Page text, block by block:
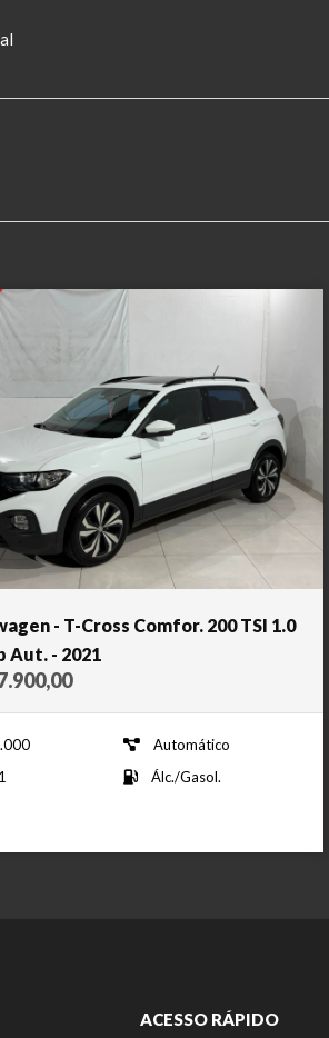
- T-Cross Comfor. 200 TSI 1.0
Aut. - 2021
Automático
Álc./Gasol.
ACESSO RÁPIDO